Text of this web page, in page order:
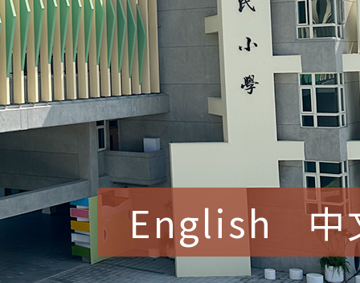
English 中
賀！本校參加桃園市中